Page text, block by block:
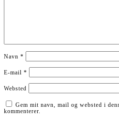
Navn *
E-mail *
Websted
Gem mit navn, mail og websted i
kommenterer.